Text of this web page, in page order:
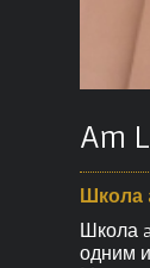
Am
Школа
Школа
одним